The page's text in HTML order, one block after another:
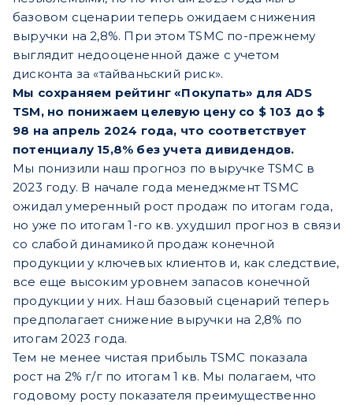
базовом сценарии теперь ожидаем снижения
выручки на 2,8%. При этом TSMC по-прежнему
выглядит недооцененной даже с учетом
дисконта за «тайваньский риск».
Мы сохраняем рейтинг «Покупать» для ADS
TSM, но понижаем целевую цену со $ 103 до $
98 на апрель 2024 года, что соответствует
потенциалу 15,8% без учета дивидендов.
Мы понизили наш прогноз по выручке TSMC в
2023 году. В начале года менеджмент TSMC
ожидал умеренный рост продаж по итогам года,
но уже по итогам 1-го кв. ухудшил прогноз в связи
со слабой динамикой продаж конечной
продукции у ключевых клиентов и, как следствие,
все еще высоким уровнем запасов конечной
продукции у них. Наш базовый сценарий теперь
предполагает снижение выручки на 2,8% по
итогам 2023 года.
Тем не менее чистая прибыль TSMC показала
рост на 2% г/г по итогам 1 кв. Мы полагаем, что
годовому росту показателя преимущественно